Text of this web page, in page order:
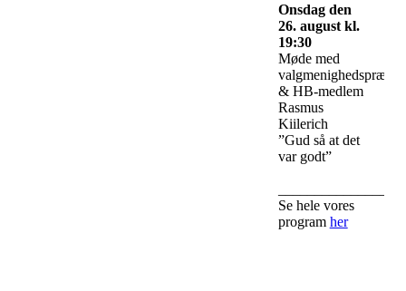
Onsdag den
26. august kl.
19:30
Møde med
valgmenighedspræst
& HB-medlem
Rasmus
Kiilerich
”Gud så at det
var godt”
Se hele vores
program her